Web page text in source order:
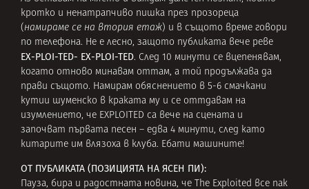
кротко и ненатрапчиво пишка през прозореца
( намираме се на втория етаж) и в същото време говори
по телефона. Не е лесно, защото публиката вече реве
EX-PLOI-TED- EX-PLOI-TED. След 10 минути се вцепенявам,
когато отново минавам оттам, а той продължава да
прави същото. Намирам обяснението в 5-6 смачкани
кутии шуменско в краката му и се оттдавам на
изумлението, че EXPLOITED са вече на сцената и
започват първата песен – едва 4 минути, след като
китарите им влязоха в клуба. Ебати машините!
ОТ ПУБЛИКАТА (ПОЗИЦИЯТА НА ЯСЕН ПИ):
Пауза, бира и радостната новина, че The Exploited все пак